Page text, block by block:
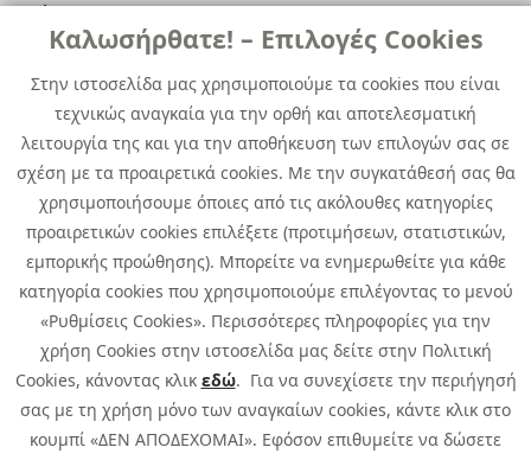
Καλωσήρθατε! – Επιλογές Cookies
Στην ιστοσελίδα μας χρησιμοποιούμε τα cookies που είναι
τεχνικώς αναγκαία για την ορθή και αποτελεσματική
λειτουργία της και για την αποθήκευση των επιλογών σας σε
σχέση με τα προαιρετικά cookies. Με την συγκατάθεσή σας θα
χρησιμοποιήσουμε όποιες από τις ακόλουθες κατηγορίες
προαιρετικών cookies επιλέξετε (προτιμήσεων, στατιστικών,
εμπορικής προώθησης). Μπορείτε να ενημερωθείτε για κάθε
κατηγορία cookies που χρησιμοποιούμε επιλέγοντας το μενού
«Ρυθμίσεις Cookies». Περισσότερες πληροφορίες για την
χρήση Cookies στην ιστοσελίδα μας δείτε στην Πολιτική
Cookies, κάνοντας κλικ εδώ. Για να συνεχίσετε την περιήγησή
σας με τη χρήση μόνο των αναγκαίων cookies, κάντε κλικ στο
κουμπί «ΔΕΝ ΑΠΟΔΕΧΟΜΑΙ». Εφόσον επιθυμείτε να δώσετε
Χρήσιμα
Χρήσιμα
Επικοινωνία
Media Kit
Καριέρα
Όμιλος Quest
Site Map